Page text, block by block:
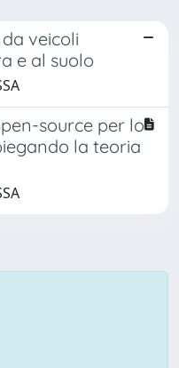
veicoli
e al suolo
source per lo
la teoria